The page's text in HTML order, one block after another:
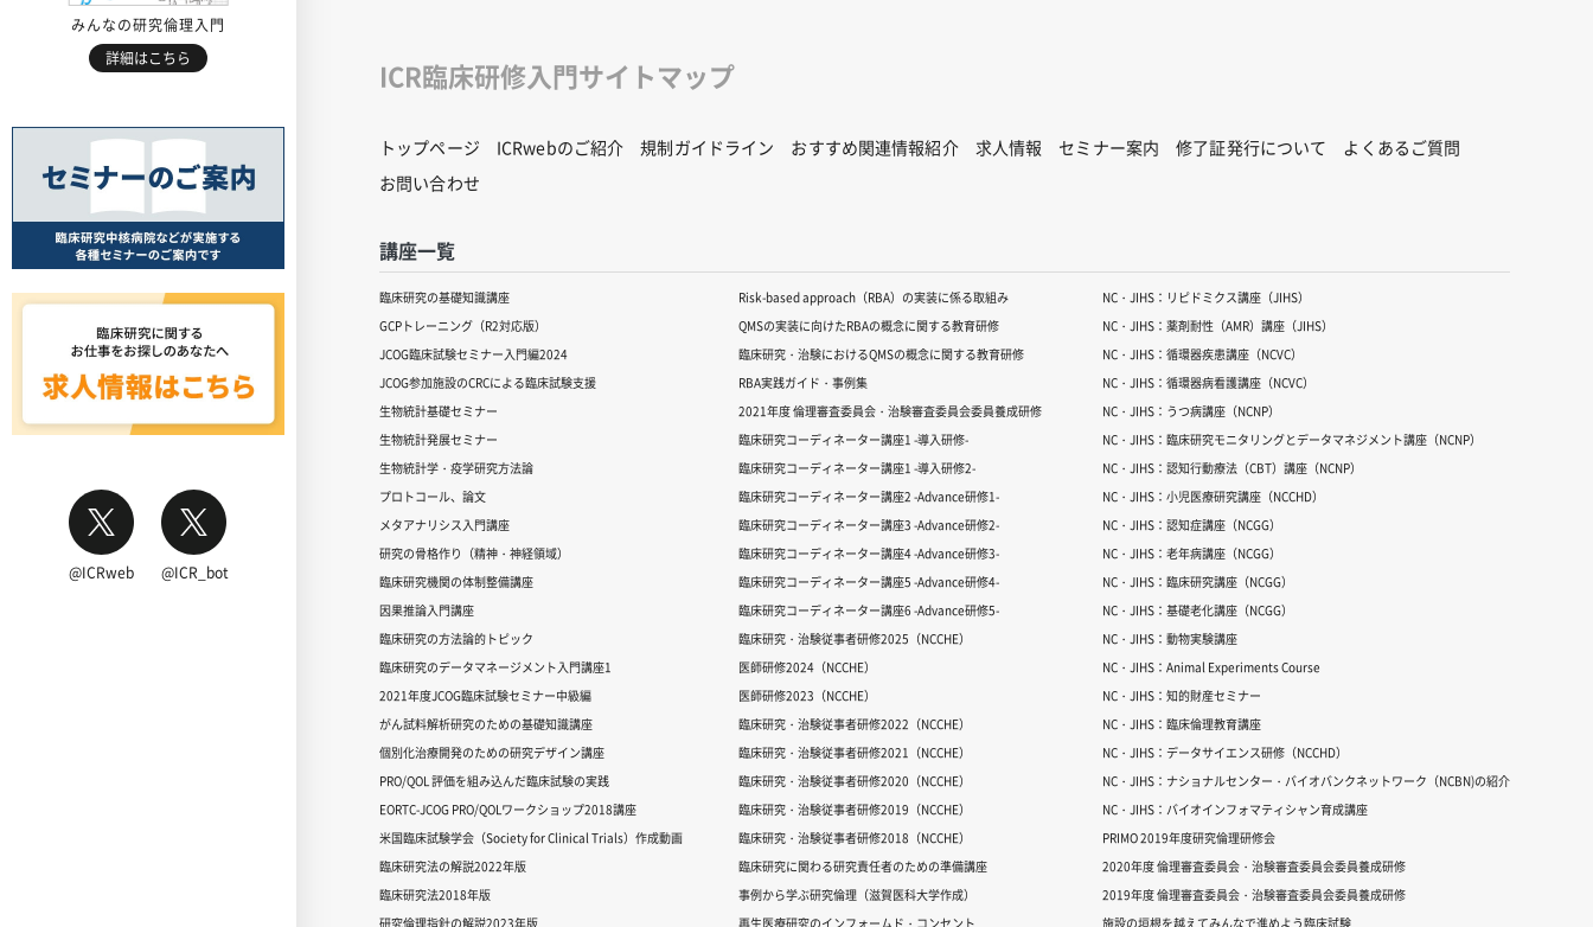
みんなの研究倫理入門
詳細はこちら
@ICRweb @ICR_bot
ICR臨床研修入門サイトマップ
トップページ ICRwebのご紹介 規制ガイドライン おすすめ関連情報紹介 求人情報 セミナー案内 修了証発行について
よくあるご質問
お問い合わせ
講座一覧
臨床研究の基礎知識講座
GCPトレーニング（R2対応版）
JCOG臨床試験セミナー入門編2024
JCOG参加施設のCRCによる臨床試験支援
生物統計基礎セミナー
生物統計発展セミナー
生物統計学・疫学研究方法論
プロトコール、論文
メタアナリシス入門講座
研究の骨格作り（精神・神経領域）
臨床研究機関の体制整備講座
因果推論入門講座
臨床研究の方法論的トピック
臨床研究のデータマネージメント入門講座1
2021年度JCOG臨床試験セミナー中級編
がん試料解析研究のための基礎知識講座
個別化治療開発のための研究デザイン講座
PRO/QOL 評価を組み込んだ臨床試験の実践
EORTC-JCOG PRO/QOLワークショップ2018講座
米国臨床試験学会（Society for Clinical Trials）作成動画
臨床研究法の解説2022年版
臨床研究法2018年版
研究倫理指針の解説2023年版
Risk-based approach（RBA）の実装に係る取組み
QMSの実装に向けたRBAの概念に関する教育研修
臨床研究・治験におけるQMSの概念に関する教育研修
RBA実践ガイド・事例集
2021年度 倫理審査委員会・治験審査委員会委員養成研修
臨床研究コーディネーター講座1 -導入研修-
臨床研究コーディネーター講座1 -導入研修2-
臨床研究コーディネーター講座2 -Advance研修1-
臨床研究コーディネーター講座3 -Advance研修2-
臨床研究コーディネーター講座4 -Advance研修3-
臨床研究コーディネーター講座5 -Advance研修4-
臨床研究コーディネーター講座6 -Advance研修5-
臨床研究・治験従事者研修2025（NCCHE）
医師研修2024（NCCHE）
医師研修2023（NCCHE）
臨床研究・治験従事者研修2022（NCCHE）
臨床研究・治験従事者研修2021（NCCHE）
臨床研究・治験従事者研修2020（NCCHE）
臨床研究・治験従事者研修2019（NCCHE）
臨床研究・治験従事者研修2018（NCCHE）
臨床研究に関わる研究責任者のための準備講座
事例から学ぶ研究倫理（滋賀医科大学作成）
再生医療研究のインフォームド・コンセント
NC・JIHS：リピドミクス講座（JIHS）
NC・JIHS：薬剤耐性（AMR）講座（JIHS）
NC・JIHS：循環器疾患講座（NCVC）
NC・JIHS：循環器病看護講座（NCVC）
NC・JIHS：うつ病講座（NCNP）
NC・JIHS：臨床研究モニタリングとデータマネジメント講座（NCNP）
NC・JIHS：認知行動療法（CBT）講座（NCNP）
NC・JIHS：小児医療研究講座（NCCHD）
NC・JIHS：認知症講座（NCGG）
NC・JIHS：老年病講座（NCGG）
NC・JIHS：臨床研究講座（NCGG）
NC・JIHS：基礎老化講座（NCGG）
NC・JIHS：動物実験講座
NC・JIHS：Animal Experiments Course
NC・JIHS：知的財産セミナー
NC・JIHS：臨床倫理教育講座
NC・JIHS：データサイエンス研修（NCCHD）
NC・JIHS：ナショナルセンター・バイオバンクネットワーク（NCBN)の紹介
NC・JIHS：バイオインフォマティシャン育成講座
PRIMO 2019年度研究倫理研修会
2020年度 倫理審査委員会・治験審査委員会委員養成研修
2019年度 倫理審査委員会・治験審査委員会委員養成研修
施設の垣根を越えてみんなで進めよう臨床試験